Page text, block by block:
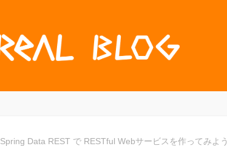
Spring Data REST で RESTful Webサービスを作ってみよう